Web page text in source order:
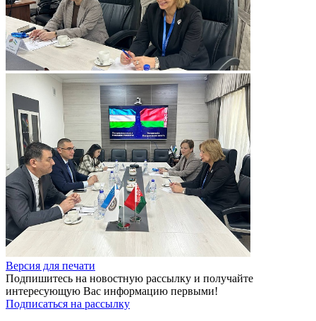
Версия для печати
Подпишитесь на новостную рассылку и получайте
интересующую Вас информацию первыми!
Подписаться на рассылку